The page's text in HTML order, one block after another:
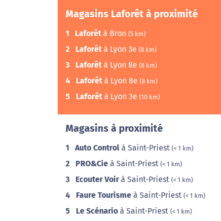
Magasins Laforêt à proximité
1 Laforêt à Bron (5 km)
2 Laforêt à Lyon 3e (8 km)
3 Laforêt à Lyon 8e (8 km)
4 Laforêt à Lyon 8e (8 km)
5 Laforêt à Lyon 3e (10 km)
Magasins à proximité
1 Auto Control à Saint-Priest (< 1 km)
2 PRO&Cie à Saint-Priest (< 1 km)
3 Ecouter Voirà Saint-Priest (< 1 km)
4 Faure Tourisme à Saint-Priest (< 1 km)
5 Le Scénario à Saint-Priest (< 1 km)